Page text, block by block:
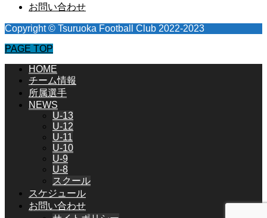
お問い合わせ
Copyright © Tsuruoka Football Club 2022-2023
PAGE TOP
HOME
チーム情報
所属選手
NEWS
U-13
U-12
U-11
U-10
U-9
U-8
スクール
スケジュール
お問い合わせ